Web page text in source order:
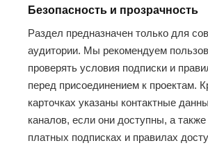
Безопасность и прозрачность
Раздел предназначен только для
аудитории. Мы рекомендуем
проверять условия подписки и
перед присоединением к проектам.
карточках указаны контактные
каналов, если они доступны, а
платных подписках и правилах